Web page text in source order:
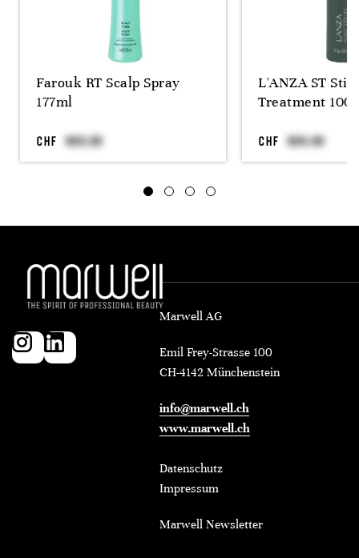
Farouk RT Scalp Spray
177ml
CHF
L'ANZA ST
Treatment
CHF
Marwell AG
Emil Frey-Strasse 100
CH-4142 Münchenstein
info@marwell.ch
www.marwell.ch
Datenschutz
Impressum
Marwell Newsletter